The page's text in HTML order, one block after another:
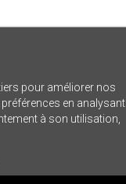
pour améliorer nos
en
à son utilisation,